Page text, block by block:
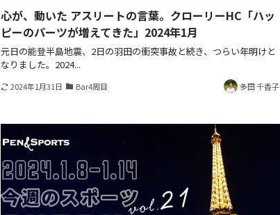
心が、動いた アスリートの言葉。クローリーHC「ハッ
ピーのパーツが増えてきた」2024年1月
元日の能登半島地震、2日の羽田の衝突事故と続き、つらい年明けと
なりました。2024...
2024年1月31日 Bar4周目 多田 千香子